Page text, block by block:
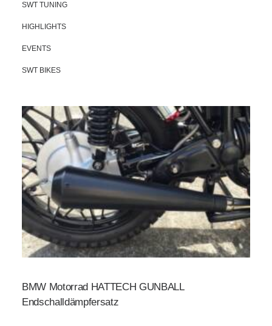
SWT TUNING
HIGHLIGHTS
EVENTS
SWT BIKES
BMW Motorrad HATTECH GUNBALL
Endschalldämpfersatz